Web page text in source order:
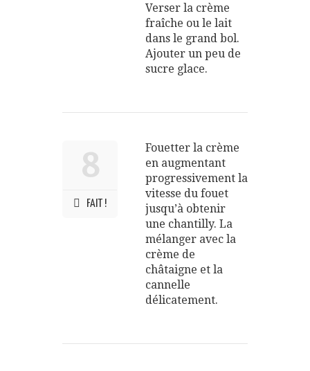
Verser la crème
fraîche ou le lait
dans le grand bol.
Ajouter un peu de
sucre glace.
8
FAIT !
Fouetter la crème
en augmentant
progressivement la
vitesse du fouet
jusqu’à obtenir
une chantilly. La
mélanger avec la
crème de
châtaigne et la
cannelle
délicatement.